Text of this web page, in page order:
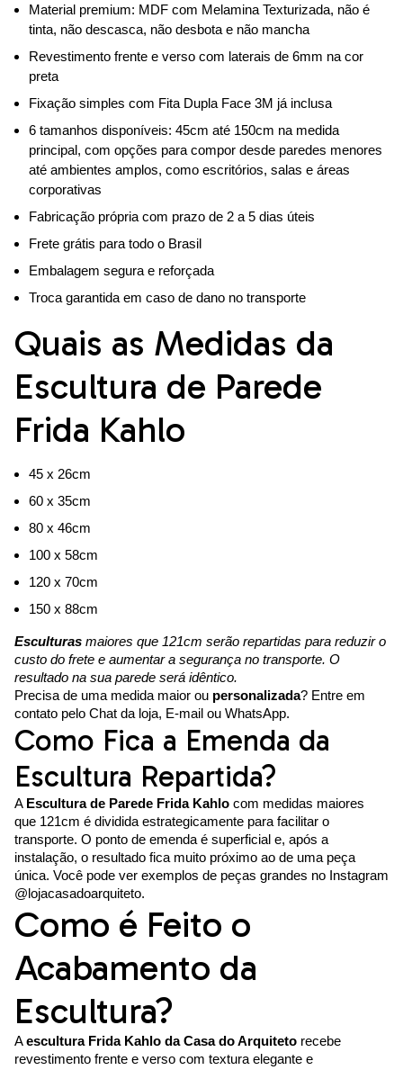
Material premium: MDF com Melamina Texturizada, não é
tinta, não descasca, não desbota e não mancha
Revestimento frente e verso com laterais de 6mm na cor
preta
Fixação simples com Fita Dupla Face 3M já inclusa
6 tamanhos disponíveis: 45cm até 150cm na medida
principal, com opções para compor desde paredes menores
até ambientes amplos, como escritórios, salas e áreas
corporativas
Fabricação própria com prazo de 2 a 5 dias úteis
Frete grátis para todo o Brasil
Embalagem segura e reforçada
Troca garantida em caso de dano no transporte
Quais as Medidas da
Escultura de Parede
Frida Kahlo
45 x 26cm
60 x 35cm
80 x 46cm
100 x 58cm
120 x 70cm
150 x 88cm
Esculturas maiores que 121cm serão repartidas para reduzir o
custo do frete e aumentar a segurança no transporte. O
resultado na sua parede será idêntico.
Precisa de uma medida maior ou personalizada? Entre em
contato pelo Chat da loja, E-mail ou WhatsApp.
Como Fica a Emenda da
Escultura Repartida?
A Escultura de Parede Frida Kahlo com medidas maiores
que 121cm é dividida estrategicamente para facilitar o
transporte. O ponto de emenda é superficial e, após a
instalação, o resultado fica muito próximo ao de uma peça
única. Você pode ver exemplos de peças grandes no Instagram
@lojacasadoarquiteto.
Como é Feito o
Acabamento da
Escultura?
Aescultura Frida Kahlo da Casa do Arquiteto recebe
revestimento frente e verso com textura elegante e